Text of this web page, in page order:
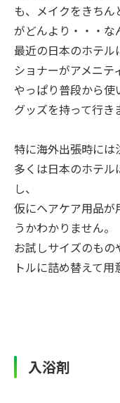
も、メイクをきち
がどんより・・・な
最近の日本のホテル
ショナーがアメニテ
やっぱり普段から
グッズを持って行き
特に海外出張時に
多くは日本のホテル
し、
仮にヘアケア用品
うかわかりません。
お試しサイズのも
トルに詰め替えて用
入浴剤